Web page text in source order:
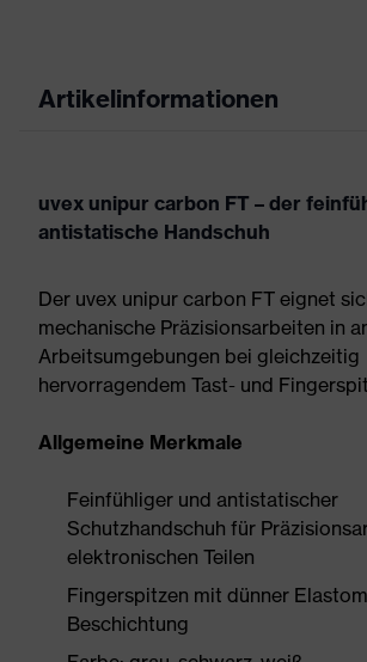
Artikelinformationen
uvex unipur carbon FT – der
antistatische Handschuh
Der uvex unipur carbon FT eignet
mechanische Präzisionsarbeiten in
Arbeitsumgebungen bei gleichzeitig
hervorragendem Tast- und
Allgemeine Merkmale
Feinfühliger und antistatischer
Schutzhandschuh für
elektronischen Teilen
Fingerspitzen mit dünner
Beschichtung